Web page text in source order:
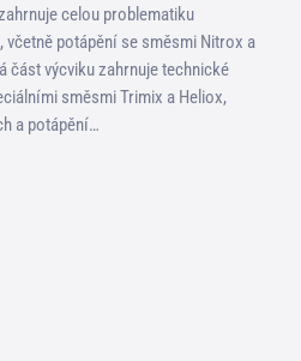
celou problematiku
potápění se směsmi Nitrox a
část výcviku zahrnuje technické
směsmi Trimix a Heliox,
a potápění…